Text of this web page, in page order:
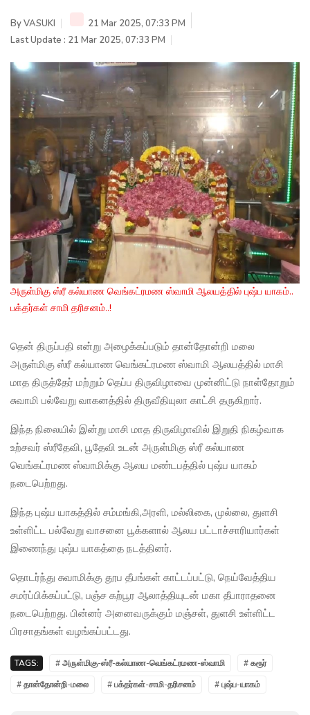
ByVASUKI
21 Mar 2025, 07:33 PM
Last Update : 21 Mar 2025, 07:33 PM
அருள்மிகு ஸ்ரீ கல்யாண வெங்கட்ரமண ஸ்வாமி ஆலயத்தில் புஷ்ப யாகம்..
பக்தர்கள் சாமி தரிசனம்..!
தென் திருப்பதி என்று அழைக்கப்படும் தான்தோன்றி மலை
அருள்மிகு ஸ்ரீ கல்யாண வெங்கட்ரமண ஸ்வாமி ஆலயத்தில் மாசி
மாத திருத்தேர் மற்றும் தெப்ப திருவிழாவை முன்னிட்டு நாள்தோறும்
சுவாமி பல்வேறு வாகனத்தில் திருவீதியுலா காட்சி தருகிறார்.
இந்த நிலையில் இன்று மாசி மாத திருவிழாவில் இறுதி நிகழ்வாக
உற்சவர் ஸ்ரீதேவி, பூதேவி உடன் அருள்மிகு ஸ்ரீ கல்யாண
வெங்கட்ரமண ஸ்வாமிக்கு ஆலய மண்டபத்தில் புஷ்ப யாகம்
நடைபெற்றது.
இந்த புஷ்ப யாகத்தில் சம்மங்கி,அரளி, மல்லிகை, முல்லை, துளசி
உள்ளிட்ட பல்வேறு வாசனை பூக்களால் ஆலய பட்டாச்சாரியார்கள்
இணைந்து புஷ்ப யாகத்தை நடத்தினர்.
தொடர்ந்து சுவாமிக்கு தூப தீபங்கள் காட்டப்பட்டு, நெய்வேத்திய
சமர்ப்பிக்கப்பட்டு, பஞ்ச கற்பூர ஆலாத்தியுடன் மகா தீபாராதனை
நடைபெற்றது. பின்னர் அனைவருக்கும் மஞ்சள், துளசி உள்ளிட்ட
பிரசாதங்கள் வழங்கப்பட்டது.
TAGS: # அருள்மிகு-ஸ்ரீ-கல்யாண-வெங்கட்ரமண-ஸ்வாமி
# கரூர்
# தான்தோன்றி-மலை
# பக்தர்கள்-சாமி-தரிசனம் # புஷ்ப-யாகம்